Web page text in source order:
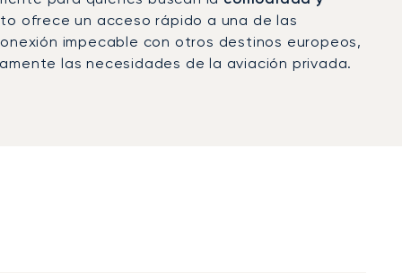
ofrece un acceso rápido a una de las
impecable con otros destinos europeos,
las necesidades de la aviación privada.